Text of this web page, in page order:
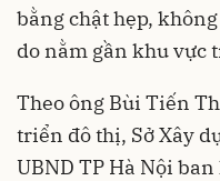
bằng chật hẹp,
do nằm gần khu vực
Theo ông Bùi Tiến
triển đô thị, Sở Xây
UBND TP Hà Nội